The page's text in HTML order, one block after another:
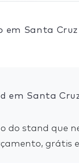
em Santa
em Santa
do stand que
grátis